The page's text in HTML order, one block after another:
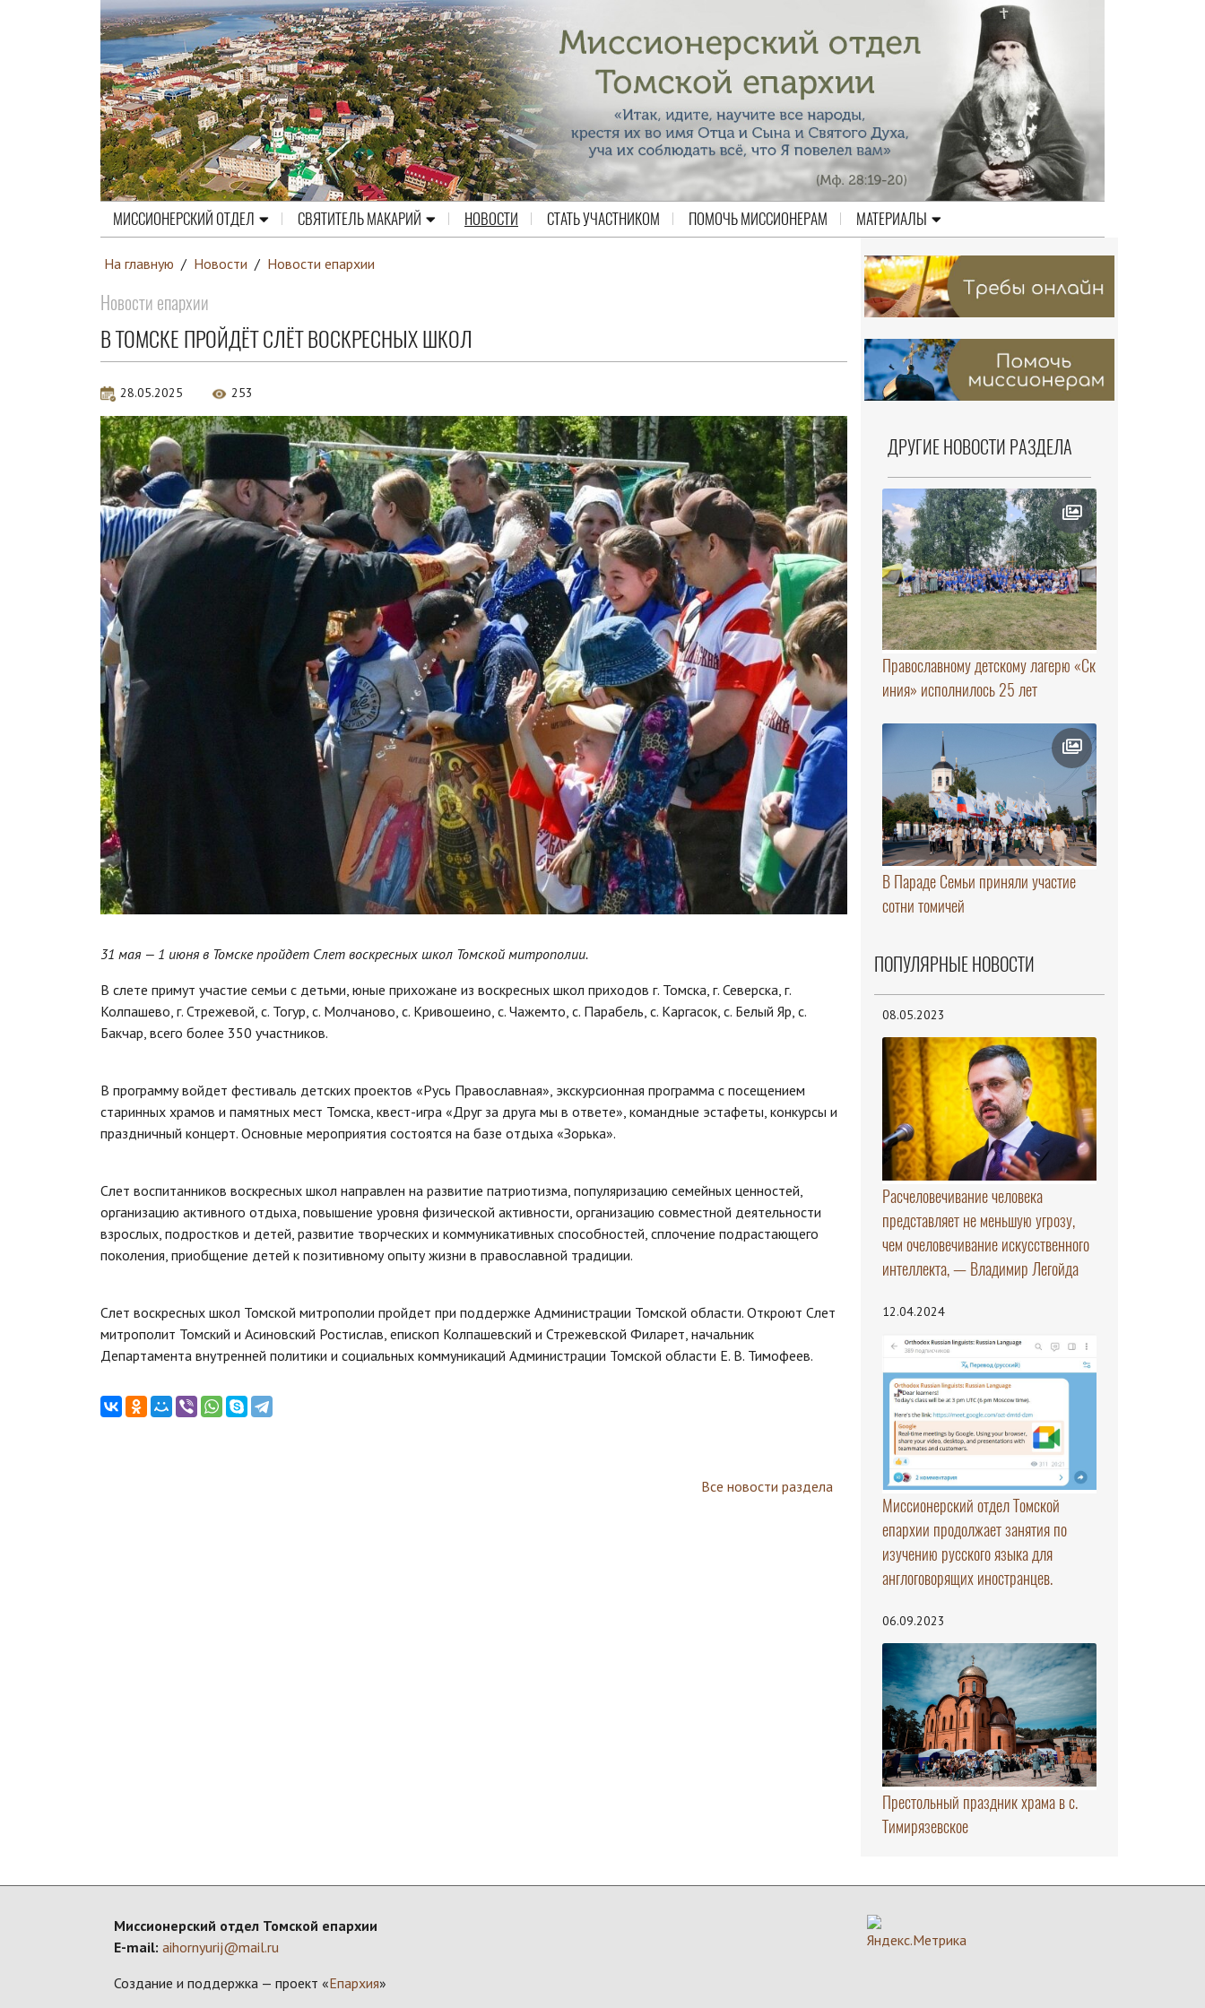
МИССИОНЕРСКИЙ ОТДЕЛ СВЯТИТЕЛЬ МАКАРИЙ НОВОСТИ СТАТЬ УЧАСТНИКОМ ПОМОЧЬ МИССИОНЕРАМ МАТЕРИАЛЫ
На главную / Новости / Новости епархии
Новости епархии
В ТОМСКЕ ПРОЙДЁТ СЛЁТ ВОСКРЕСНЫХ ШКОЛ
28.05.2025 253
31 мая — 1 июня в Томске пройдет Слет воскресных школ Томской митрополии.
В слете примут участие семьи с детьми, юные прихожане из воскресных школ приходов г. Томска, г. Северска, г.
Колпашево, г. Стрежевой, с. Тогур, с. Молчаново, с. Кривошеино, с. Чажемто, с. Парабель, с. Каргасок, с. Белый Яр, с.
Бакчар, всего более 350 участников.
В программу войдет фестиваль детских проектов «Русь Православная», экскурсионная программа с посещением
старинных храмов и памятных мест Томска, квест-игра «Друг за друга мы в ответе», командные эстафеты, конкурсы и
праздничный концерт. Основные мероприятия состоятся на базе отдыха «Зорька».
Слет воспитанников воскресных школ направлен на развитие патриотизма, популяризацию семейных ценностей,
организацию активного отдыха, повышение уровня физической активности, организацию совместной деятельности
взрослых, подростков и детей, развитие творческих и коммуникативных способностей, сплочение подрастающего
поколения, приобщение детей к позитивному опыту жизни в православной традиции.
Слет воскресных школ Томской митрополии пройдет при поддержке Администрации Томской области. Откроют Слет
митрополит Томский и Асиновский Ростислав, епископ Колпашевский и Стрежевской Филарет, начальник
Департамента внутренней политики и социальных коммуникаций Администрации Томской области Е. В. Тимофеев.
Все новости раздела
ДРУГИЕ НОВОСТИ РАЗДЕЛА
Православному детскому лагерю «Ск
иния» исполнилось 25 лет
В Параде Семьи приняли участие
сотни томичей
ПОПУЛЯРНЫЕ НОВОСТИ
08.05.2023
Расчеловечивание человека
представляет не меньшую угрозу,
чем очеловечивание искусственного
интеллекта, — Владимир Легойда
12.04.2024
Миссионерский отдел Томской
епархии продолжает занятия по
изучению русского языка для
англоговорящих иностранцев.
06.09.2023
Престольный праздник храма в с.
Тимирязевское
Миссионерский отдел Томской епархии
E-mail: aihornyurij@mail.ru
Создание и поддержка — проект «Епархия»